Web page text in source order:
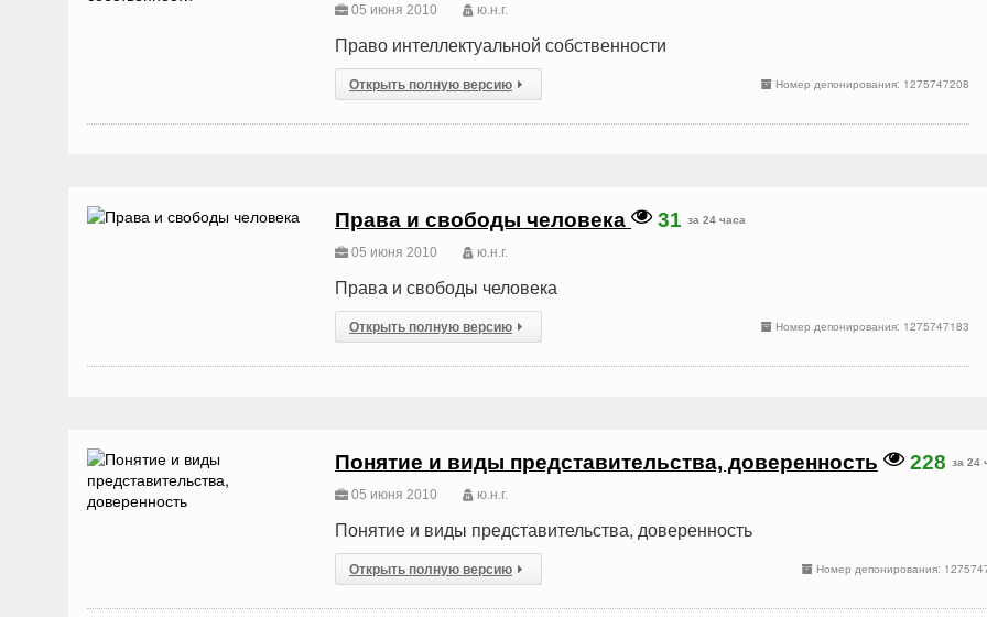
05 июня 2010 ю.н.г.
Право интеллектуальной собственности
Номер депонирования: 1275747208
Открыть полную версию
Права и свободы человека 31 за 24 часа
05 июня 2010 ю.н.г.
Права и свободы человека
Номер депонирования: 1275747183
Открыть полную версию
Понятие и виды представительства, доверенность 228 за 24
05 июня 2010 ю.н.г.
Понятие и виды представительства, доверенность
Номер депонирования:
Открыть полную версию